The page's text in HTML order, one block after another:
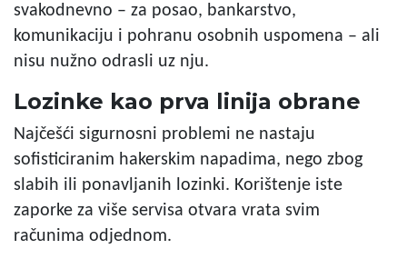
svakodnevno – za posao, bankarstvo,
komunikaciju i pohranu osobnih uspomena – ali
nisu nužno odrasli uz nju.
Lozinke kao prva linija obrane
Najčešći sigurnosni problemi ne nastaju
sofisticiranim hakerskim napadima, nego zbog
slabih ili ponavljanih lozinki. Korištenje iste
zaporke za više servisa otvara vrata svim
računima odjednom.